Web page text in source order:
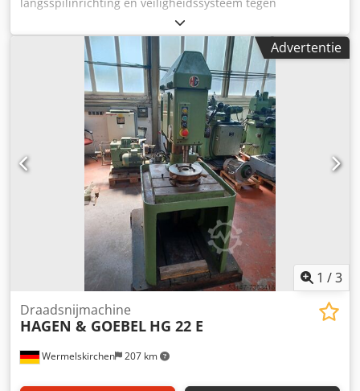
langsspilinrichting en veiligheidssysteem tegen
gereedschapsbreuk. Programma voor enkelvoudige of
continue cyclus. Elektronisch gestuurde motorrem bij
enkelvoudige cyclus. Poolomschakelbare motor.
Verdubbelde terugloopsnelheid. Traploos regelbare
spiltoerentallen. Oliecirculatiesmering. Tafelverstelling aan
de voorzijde. Schroefdraadcapaciteit M8 tot M45 in E335.
Schroefdraden per uur: 600. Normale boorcapaciteit: 50
mm. Schroefdraaddiepte: 150 mm. Boordiepte: 200 mm.
Uitlading: 325 mm, tafeloppervlak: 650 × 500 mm, totale
hoogte: 2150 mm. Gewicht: 680 kg. Dkedpfx Ajy Sxq Eecqor
Advertentie
1 /3
Wermelskirchen 207 km
Draadsnijmachine
HAGEN & GOEBEL HG 22 E